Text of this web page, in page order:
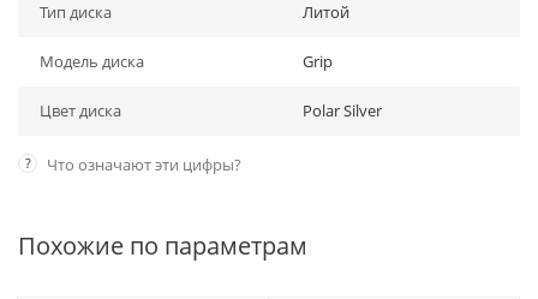
Тип диска Литой
Модель диска Grip
Цвет диска Polar Silver
? Что означают эти цифры?
Похожие по параметрам